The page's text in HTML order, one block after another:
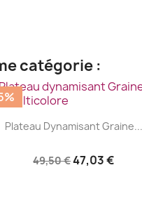
catégorie :
| 
Plateau Dynamisant Graine...
49,50 €47,03 €